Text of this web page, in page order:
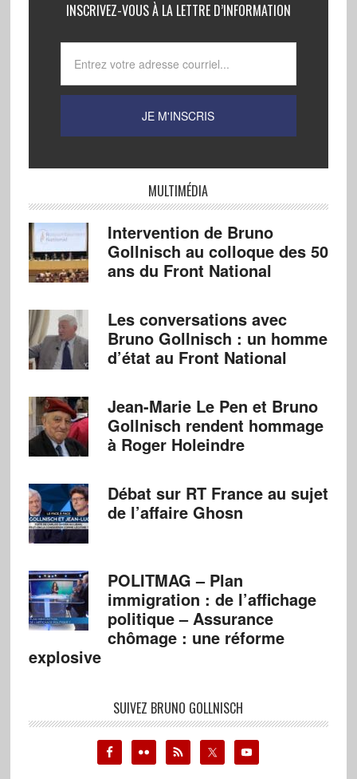
INSCRIVEZ-VOUS À LA LETTRE D’INFORMATION
MULTIMÉDIA
Intervention de Bruno
Gollnisch au colloque des 50
ans du Front National
Les conversations avec
Bruno Gollnisch : un homme
d’état au Front National
Jean-Marie Le Pen et Bruno
Gollnisch rendent hommage
à Roger Holeindre
Débat sur RT France au sujet
de l’affaire Ghosn
POLITMAG – Plan
immigration : de l’affichage
politique – Assurance
chômage : une réforme
explosive
SUIVEZ BRUNO GOLLNISCH